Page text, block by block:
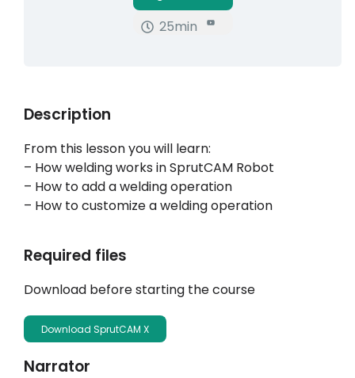
25min
Description
From this lesson you will learn:
– How welding works in SprutCAM Robot
– How to add a welding operation
– How to customize a welding operation
Required files
Download before starting the course
Download SprutCAM X
Narrator